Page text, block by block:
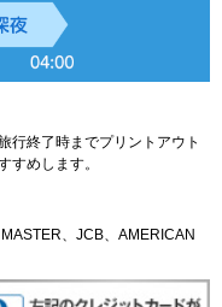
行終了時までプリントアウト
すめします。
、JCB、AMERICAN